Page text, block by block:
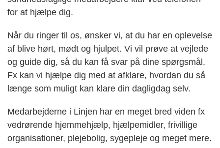
for at hjælpe dig.
Når du ringer til os, ønsker vi, at du har en oplevelse
af blive hørt, mødt og hjulpet. Vi vil prøve at vejlede
og guide dig, så du kan få svar på dine spørgsmål.
Fx kan vi hjælpe dig med at afklare, hvordan du så
længe som muligt kan klare din dagligdag selv.
Medarbejderne i Linjen har en meget bred viden fx
vedrørende hjemmehjælp, hjælpemidler, frivillige
organisationer, plejebolig, sygepleje og meget mere.